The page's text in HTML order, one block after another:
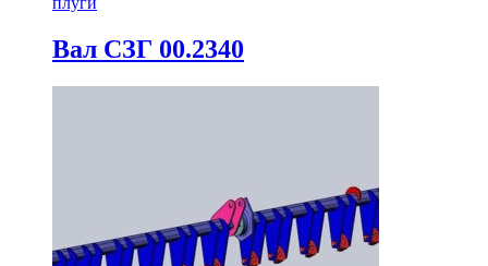
Вал СЗГ 00.2340